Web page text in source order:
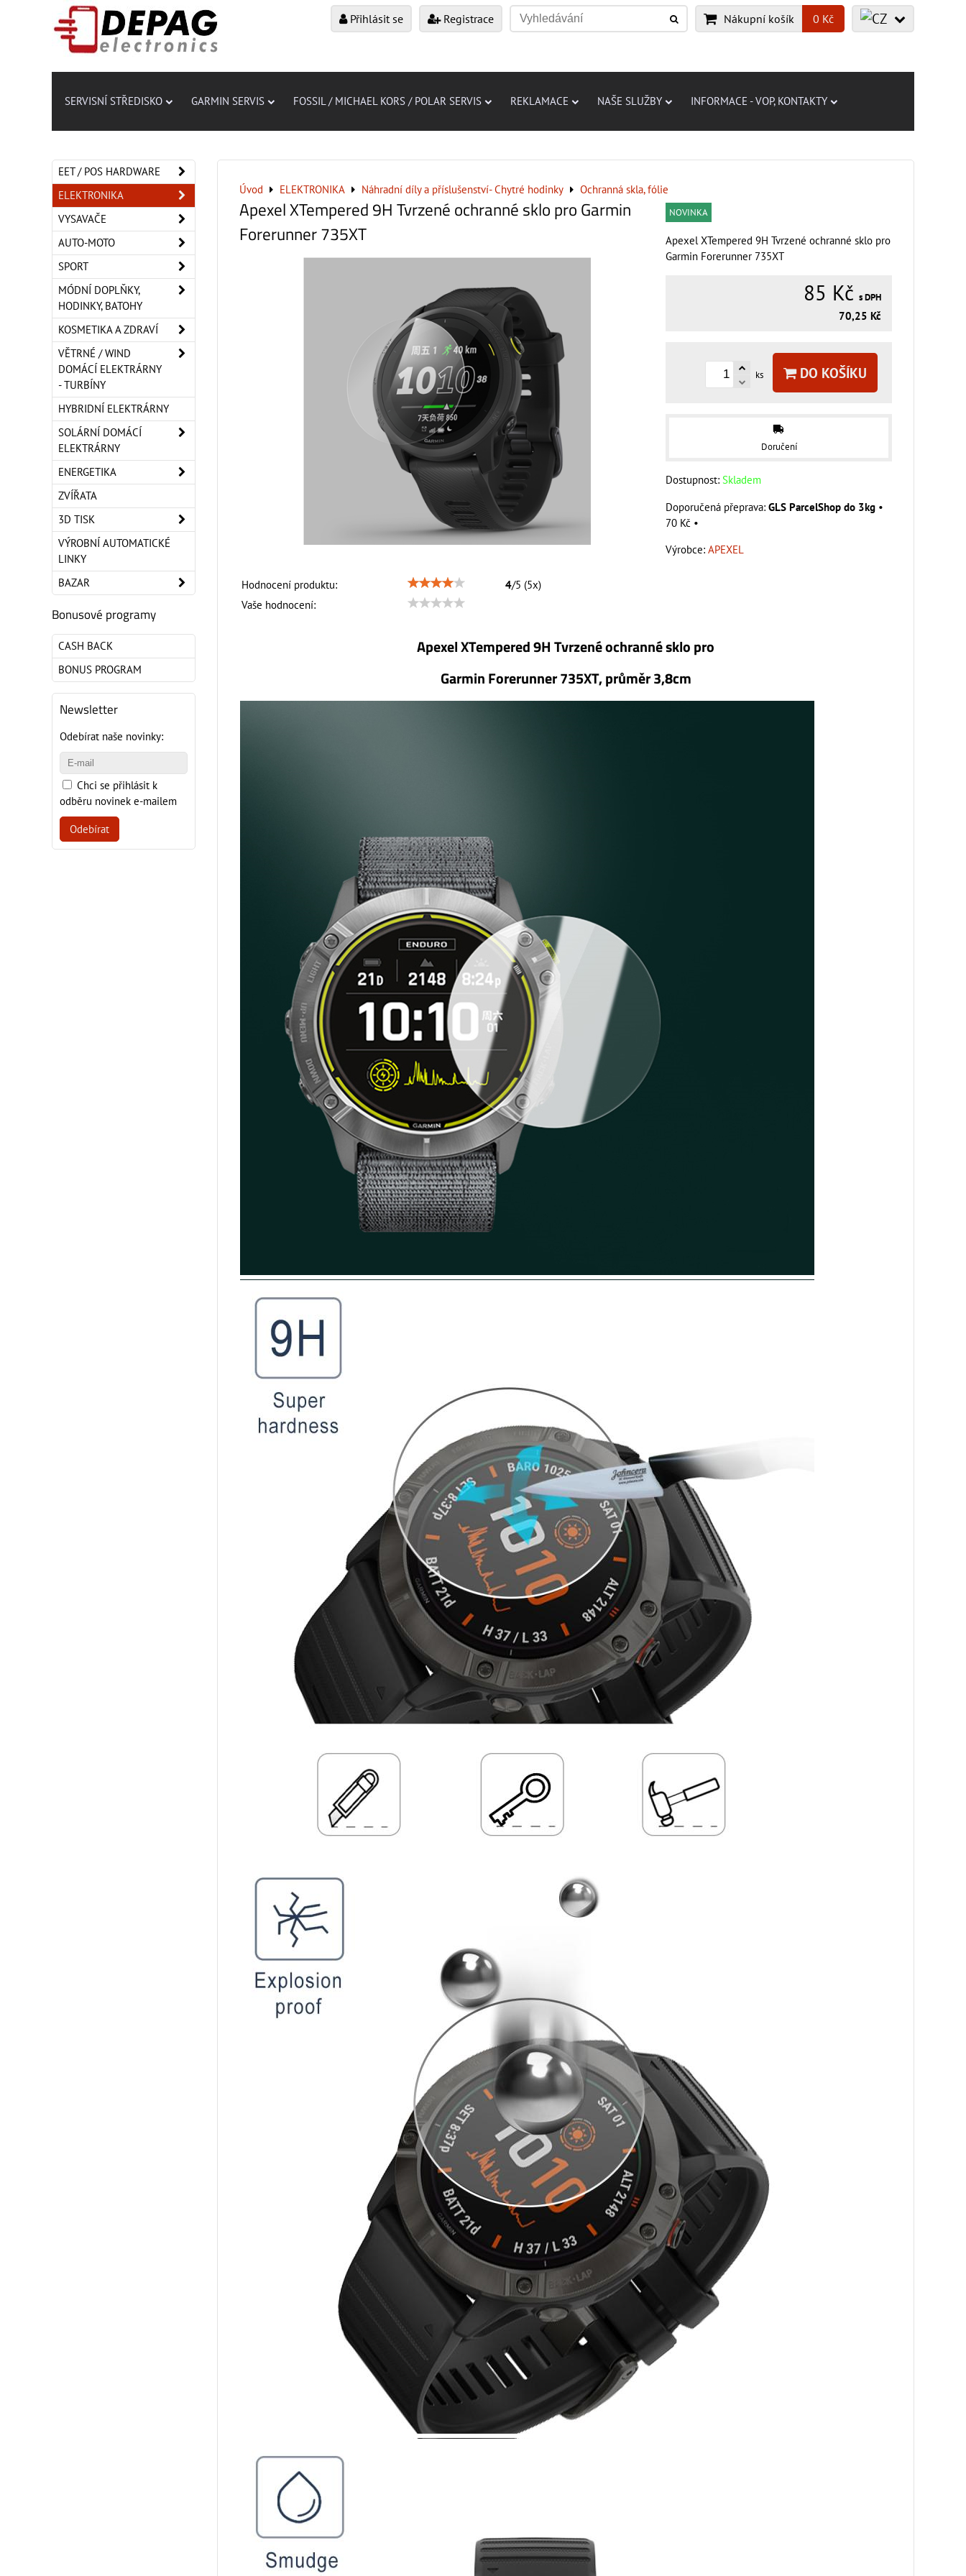
Přihlásit se Registrace Nákupní košík 0 Kč
SERVISNÍ STŘEDISKO GARMIN SERVIS FOSSIL / MICHAEL KORS / POLAR SERVIS REKLAMACE NAŠE SLUŽBY INFORMACE - VOP, KONTAKTY
Úvod ELEKTRONIKA Náhradní díly a příslušenství- Chytré hodinky Ochranná skla, fólie
Apexel XTempered 9H Tvrzené ochranné sklo pro Garmin
Forerunner 735XT
Hodnocení produktu: 4/5 (5x)
Vaše hodnocení:
NOVINKA
Apexel XTempered 9H Tvrzené ochranné sklo pro
Garmin Forerunner 735XT
85 Kč s DPH
70,25 Kč
ks DO KOŠÍKU
Doručení
Dostupnost: Skladem
GLS ParcelShop do 3kg •
70 Kč •
Výrobce: APEXEL
Apexel XTempered 9H Tvrzené ochranné sklo pro
Garmin Forerunner 735XT, průměr 3,8cm
EET / POS HARDWARE
ELEKTRONIKA
VYSAVAČE
AUTO-MOTO
SPORT
MÓDNÍ DOPLŇKY,
HODINKY, BATOHY
KOSMETIKA A ZDRAVÍ
VĚTRNÉ / WIND
DOMÁCÍ ELEKTRÁRNY
- TURBÍNY
HYBRIDNÍ ELEKTRÁRNY
SOLÁRNÍ DOMÁCÍ
ELEKTRÁRNY
ENERGETIKA
ZVÍŘATA
3D TISK
VÝROBNÍ AUTOMATICKÉ
LINKY
BAZAR
Bonusové programy
CASH BACK
BONUS PROGRAM
Newsletter
Odebírat naše novinky:
Chci se přihlásit k
odběru novinek e-mailem
Odebírat